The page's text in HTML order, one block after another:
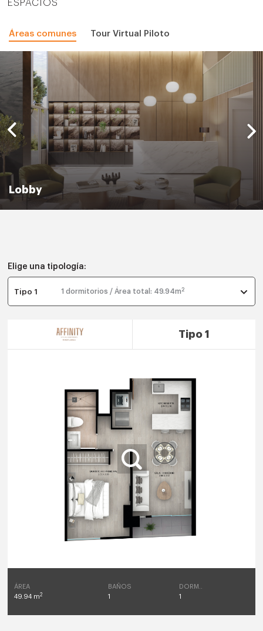
ESPACIOS
Áreas comunes Tour Virtual Piloto
Lobby
Elige una tipología:
Tipo 1 1 dormitorios / Área total: 49.94m2
Tipo 1
ÁREA
49.94 m2
BAÑOS
1
DORM..
1